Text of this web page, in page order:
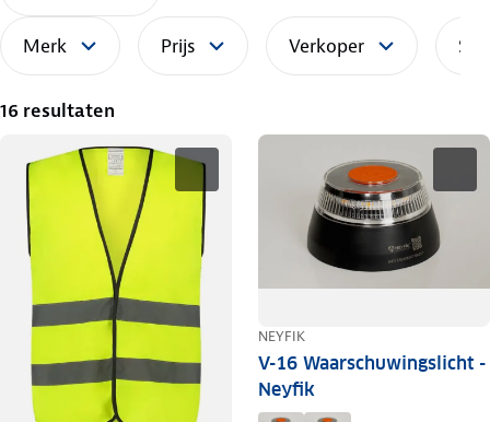
Merk Prijs Verkoper
16 resultaten
NEYFIK
V-16 Waarschuwingslicht -
Neyfik